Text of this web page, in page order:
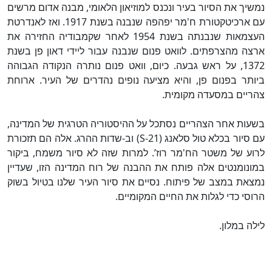
נמשיך את הסיור בעיר ונכנס למוזיאון הלאומי, מבנה אדום מרשים
עם ארכיטקטורת ח'מר יפהפה שנבנה בשנת 1917. ואז לאנדרטת
העצמאות שנבנתה בשנת 1954 לאחר שקמבודיה החזירה את
ארצה מהצרפתים. לוואט פנום שנבנה עבור ליידי דאון פן בשנת
1372, על ראש גבעה. כיום, וואט פנום נותרה הנקודה הגבוהה
ביותר בפנום פן, והיא מציעה נופים נהדרים של העיר. ארוחת
צהריים במסעדה מקומית.
בשעות אחר הצהריים נסתכל על ההיסטוריה הטרגית של המדינה,
עם סיור בכלא טול סלאנג (S-21) וב-שדות ההרג. אלה הם תזכורת
לרוע של משטר הח'מר רוז’. למרות שזה לא סיור משמח, ביקור
במונומנטים אלה פותח את ההבנה של רוח המדינה הזו, שעדיין
נמצאת במצב של פיתוח. נסיים את סיור העיר שלנו בטיול בשוק
הרוסי כדי לגלות את החיים המקומיים.
לילה במלון.